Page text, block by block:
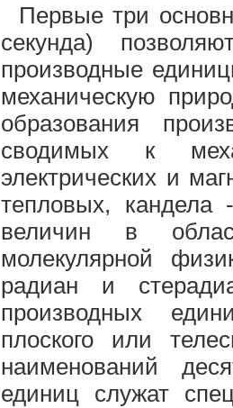
Первые три
секунда)
производные
механическую
образования
сводимых к
электрических и
тепловых,
величин в
молекулярной
радиан и
производных
плоского или
наименований
единиц служат